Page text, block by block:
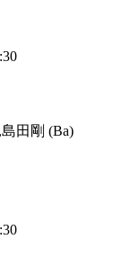
,島田剛 (Ba)